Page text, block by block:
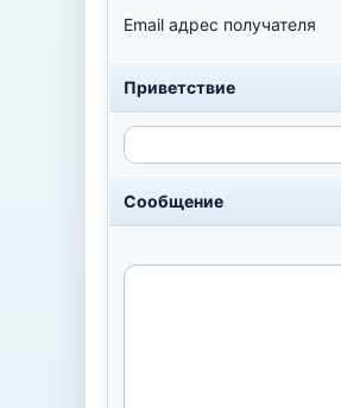
Email адрес получателя
Приветствие
Сообщение